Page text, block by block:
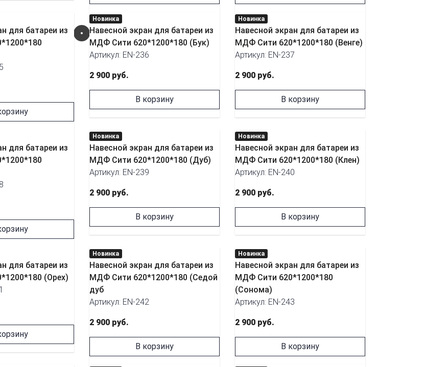
для батареи из
Новинка
Навесной экран для батареи из
МДФ Сити 620*1200*180 (Бук)
Артикул: EN-236
2 900 руб.
В корзину
Новинка
Навесной экран для батареи из
МДФ Сити 620*1200*180 (Венге)
Артикул: EN-237
2 900 руб.
В корзину
для батареи из
Новинка
Навесной экран для батареи из
МДФ Сити 620*1200*180 (Дуб)
Артикул: EN-239
2 900 руб.
В корзину
Новинка
Навесной экран для батареи из
МДФ Сити 620*1200*180 (Клен)
Артикул: EN-240
2 900 руб.
В корзину
для батареи из
(Орех)
Новинка
Навесной экран для батареи из
МДФ Сити 620*1200*180 (Седой
дуб
Артикул: EN-242
2 900 руб.
В корзину
Новинка
Навесной экран для батареи из
МДФ Сити 620*1200*180
(Сонома)
Артикул: EN-243
2 900 руб.
В корзину